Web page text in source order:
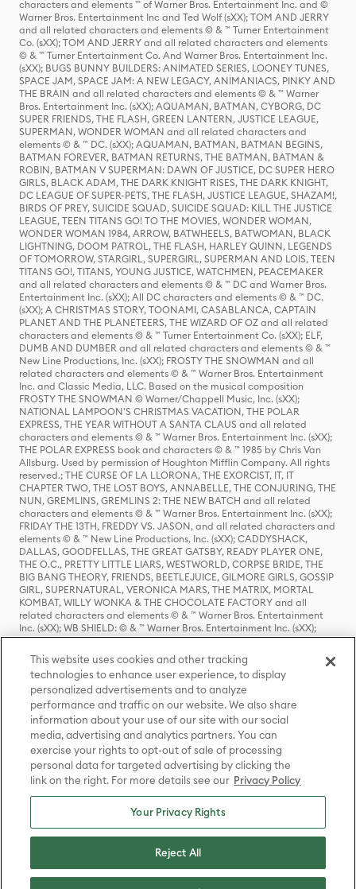
characters and elements ™ of Warner Bros. Entertainment Inc. and ©
Warner Bros. Entertainment Inc and Ted Wolf (sXX); TOM AND JERRY
and all related characters and elements © & ™ Turner Entertainment
Co. (sXX); TOM AND JERRY and all related characters and elements
© & ™ Turner Entertainment Co. And Warner Bros. Entertainment Inc.
(sXX); BUGS BUNNY BUILDERS: ANIMATED SERIES, LOONEY TUNES,
SPACE JAM, SPACE JAM: A NEW LEGACY, ANIMANIACS, PINKY AND
THE BRAIN and all related characters and elements © & ™ Warner
Bros. Entertainment Inc. (sXX); AQUAMAN, BATMAN, CYBORG, DC
SUPER FRIENDS, THE FLASH, GREEN LANTERN, JUSTICE LEAGUE,
SUPERMAN, WONDER WOMAN and all related characters and
elements © & ™ DC. (sXX); AQUAMAN, BATMAN, BATMAN BEGINS,
BATMAN FOREVER, BATMAN RETURNS, THE BATMAN, BATMAN &
ROBIN, BATMAN V SUPERMAN: DAWN OF JUSTICE, DC SUPER HERO
GIRLS, BLACK ADAM, THE DARK KNIGHT RISES, THE DARK KNIGHT,
DC LEAGUE OF SUPER-PETS, THE FLASH, JUSTICE LEAGUE, SHAZAM!,
BIRDS OF PREY, SUICIDE SQUAD, SUICIDE SQUAD: KILL THE JUSTICE
LEAGUE, TEEN TITANS GO! TO THE MOVIES, WONDER WOMAN,
WONDER WOMAN 1984, ARROW, BATWHEELS, BATWOMAN, BLACK
LIGHTNING, DOOM PATROL, THE FLASH, HARLEY QUINN, LEGENDS
OF TOMORROW, STARGIRL, SUPERGIRL, SUPERMAN AND LOIS, TEEN
TITANS GO!, TITANS, YOUNG JUSTICE, WATCHMEN, PEACEMAKER
and all related characters and elements © & ™ DC and Warner Bros.
Entertainment Inc. (sXX); All DC characters and elements © & ™ DC.
(sXX); A CHRISTMAS STORY, TOONAMI, CASABLANCA, CAPTAIN
PLANET AND THE PLANETEERS, THE WIZARD OF OZ and all related
characters and elements © & ™ Turner Entertainment Co. (sXX); ELF,
DUMB AND DUMBER and all related characters and elements © & ™
New Line Productions, Inc. (sXX); FROSTY THE SNOWMAN and all
related characters and elements © & ™ Warner Bros. Entertainment
Inc. and Classic Media, LLC. Based on the musical composition
FROSTY THE SNOWMAN © Warner/Chappell Music, Inc. (sXX);
NATIONAL LAMPOON'S CHRISTMAS VACATION, THE POLAR
EXPRESS, THE YEAR WITHOUT A SANTA CLAUS and all related
characters and elements © & ™ Warner Bros. Entertainment Inc. (sXX);
THE POLAR EXPRESS book and characters © & ™ 1985 by Chris Van
Allsburg. Used by permission of Houghton Mifflin Company. All rights
reserved.; THE CURSE OF LA LLORONA, THE EXORCIST, IT, IT
CHAPTER TWO, THE LOST BOYS, ANNABELLE, THE CONJURING, THE
NUN, GREMLINS, GREMLINS 2: THE NEW BATCH and all related
characters and elements © & ™ Warner Bros. Entertainment Inc. (sXX);
FRIDAY THE 13TH, FREDDY VS. JASON, and all related characters and
elements © & ™ New Line Productions, Inc. (sXX); CADDYSHACK,
DALLAS, GOODFELLAS, THE GREAT GATSBY, READY PLAYER ONE,
THE O.C., PRETTY LITTLE LIARS, WESTWORLD, CORPSE BRIDE, THE
BIG BANG THEORY, FRIENDS, BEETLEJUICE, GILMORE GIRLS, GOSSIP
GIRL, SUPERNATURAL, VERONICA MARS, THE MATRIX, MORTAL
KOMBAT, WILLY WONKA & THE CHOCOLATE FACTORY and all
related characters and elements © & ™ Warner Bros. Entertainment
Inc. (sXX); WB SHIELD: © & ™ Warner Bros. Entertainment Inc. (sXX);
HOUSE OF THE DRAGON, GAME OF THRONES, and all related
characters and elements © & ™ Home Box Office, Inc. (sXX); CHILLING
ADVENTURES OF SABRINA, RIVERDALE © & ™ Warner Bros.
Entertainment Inc. Archie Comics and all related characters and
elements © & ™ Archie Comic Publications, Inc. Used with permission.
(sXX); SEINFELD and all related characters and elements © & ™ Castle
Rock Entertainment. (sXX); TED LASSO © & ™ Warner Bros.
Entertainment Inc. & Universal Television LLC (sXX); THE HOBBIT: AN
UNEXPECTED JOURNEY, THE HOBBIT: THE DESOLATION OF SMAUG,
THE HOBBIT: THE BATTLE OF THE FIVE ARMIES, THE LORD OF THE
RINGS: THE FELLOWSHIP OF THE RING, THE LORD OF THE RINGS: THE
TWO TOWERS, THE LORD OF THE RINGS: THE RETURN OF THE KING
and the names of the characters, items, events and places therein are
TM of The Saul Zaentz Company d/b/a Middle-earth Enterprises
under license to New Line Productions, Inc. (sXX), © Warner Bros.
Entertainment Inc. All rights reserved; WHERE THE WILD THINGS ARE
Entertainment Inc. (sXX); WIZARDING WORLD and all related
trademarks, characters, names, and indicia are © & ™ Warner Bros.
This website uses cookies and other tracking
technologies to enhance user experience, to display
personalized advertisements and to analyze
performance and traffic on our website. We also share
information about your use of our site with our social
media, advertising and analytics partners. You can
exercise your rights to opt-out of sale of processing
personal data for targeted advertising by clicking the
link on the right. For more details see our Privacy Policy
Your Privacy Rights
Reject All